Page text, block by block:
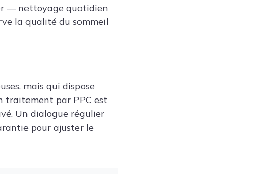
— nettoyage quotidien
la qualité du sommeil
mais qui dispose
traitement par PPC est
Un dialogue régulier
pour ajuster le